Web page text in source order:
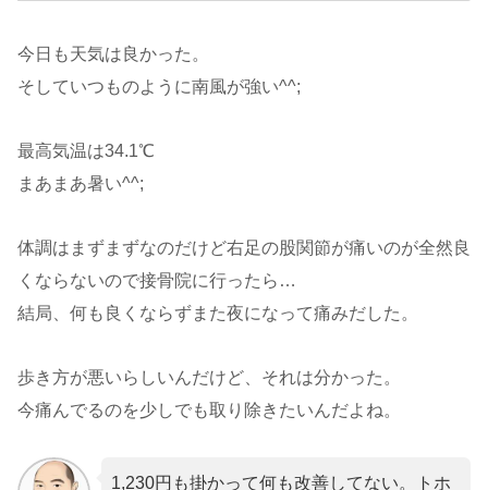
今日も天気は良かった。
そしていつものように南風が強い^^;
最高気温は34.1℃
まあまあ暑い^^;
体調はまずまずなのだけど右足の股関節が痛いのが全然良
くならないので接骨院に行ったら…
結局、何も良くならずまた夜になって痛みだした。
歩き方が悪いらしいんだけど、それは分かった。
今痛んでるのを少しでも取り除きたいんだよね。
1,230円も掛かって何も改善してない。トホ